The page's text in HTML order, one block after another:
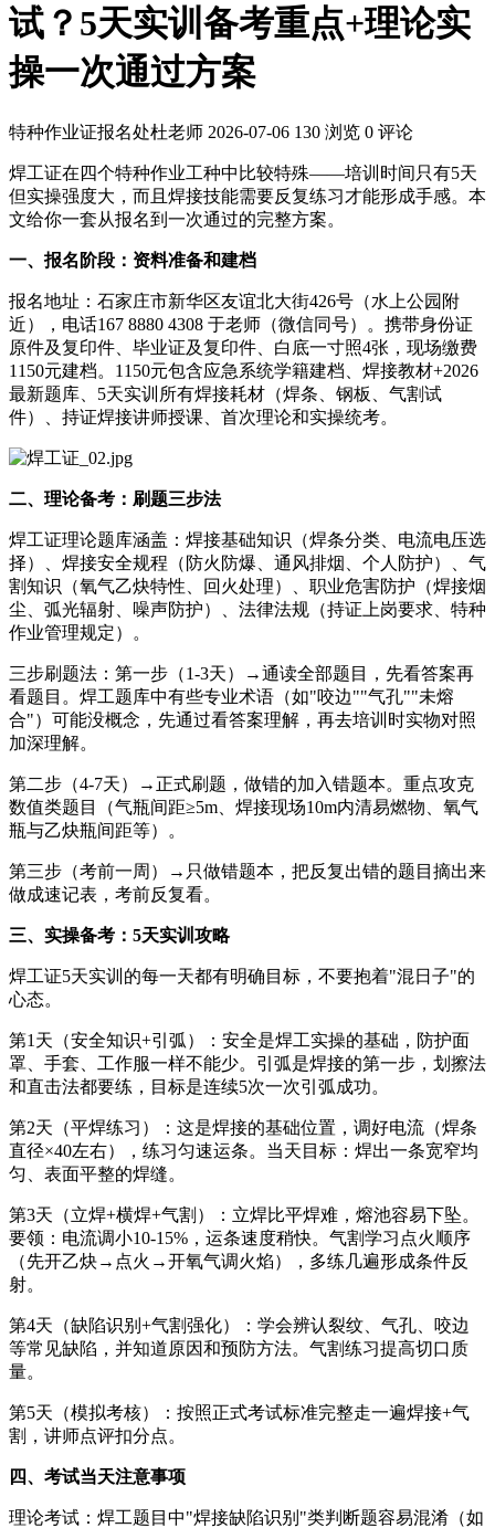
试？5天实训备考重点+理论实
操一次通过方案
特种作业证报名处杜老师 2026-07-06 130 浏览 0 评论
焊工证在四个特种作业工种中比较特殊——培训时间只有5天
但实操强度大，而且焊接技能需要反复练习才能形成手感。本
文给你一套从报名到一次通过的完整方案。
一、报名阶段：资料准备和建档
报名地址：石家庄市新华区友谊北大街426号（水上公园附
近），电话167 8880 4308 于老师（微信同号）。携带身份证
原件及复印件、毕业证及复印件、白底一寸照4张，现场缴费
1150元建档。1150元包含应急系统学籍建档、焊接教材+2026
最新题库、5天实训所有焊接耗材（焊条、钢板、气割试
件）、持证焊接讲师授课、首次理论和实操统考。
二、理论备考：刷题三步法
焊工证理论题库涵盖：焊接基础知识（焊条分类、电流电压选
择）、焊接安全规程（防火防爆、通风排烟、个人防护）、气
割知识（氧气乙炔特性、回火处理）、职业危害防护（焊接烟
尘、弧光辐射、噪声防护）、法律法规（持证上岗要求、特种
作业管理规定）。
三步刷题法：第一步（1-3天）→通读全部题目，先看答案再
看题目。焊工题库中有些专业术语（如"咬边""气孔""未熔
合"）可能没概念，先通过看答案理解，再去培训时实物对照
加深理解。
第二步（4-7天）→正式刷题，做错的加入错题本。重点攻克
数值类题目（气瓶间距≥5m、焊接现场10m内清易燃物、氧气
瓶与乙炔瓶间距等）。
第三步（考前一周）→只做错题本，把反复出错的题目摘出来
做成速记表，考前反复看。
三、实操备考：5天实训攻略
焊工证5天实训的每一天都有明确目标，不要抱着"混日子"的
心态。
第1天（安全知识+引弧）：安全是焊工实操的基础，防护面
罩、手套、工作服一样不能少。引弧是焊接的第一步，划擦法
和直击法都要练，目标是连续5次一次引弧成功。
第2天（平焊练习）：这是焊接的基础位置，调好电流（焊条
直径×40左右），练习匀速运条。当天目标：焊出一条宽窄均
匀、表面平整的焊缝。
第3天（立焊+横焊+气割）：立焊比平焊难，熔池容易下坠。
要领：电流调小10-15%，运条速度稍快。气割学习点火顺序
（先开乙炔→点火→开氧气调火焰），多练几遍形成条件反
射。
第4天（缺陷识别+气割强化）：学会辨认裂纹、气孔、咬边
等常见缺陷，并知道原因和预防方法。气割练习提高切口质
量。
第5天（模拟考核）：按照正式考试标准完整走一遍焊接+气
割，讲师点评扣分点。
四、考试当天注意事项
理论考试：焊工题目中"焊接缺陷识别"类判断题容易混淆（如